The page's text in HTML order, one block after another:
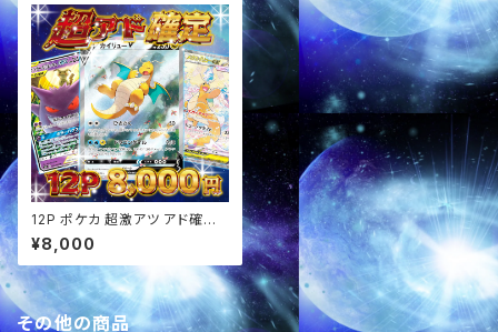
12P ポケカ 超激アツ アド確定
オリパ
¥8,000
その他の商品